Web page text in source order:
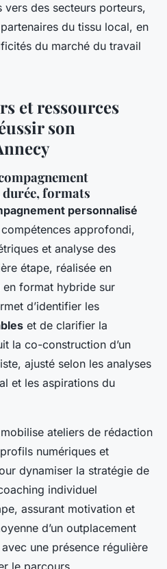
vers des secteurs porteurs,
du tissu local, en
du marché du travail
et ressources
son
durée, formats
personnalisé
approfondi,
et analyse des
étape, réalisée en
format hybride sur
d’identifier les
et de clarifier la
la co-construction d’un
ajusté selon les analyses
et les aspirations du
ateliers de rédaction
numériques et
dynamiser la stratégie de
individuel
assurant motivation et
d’un outplacement
une présence régulière